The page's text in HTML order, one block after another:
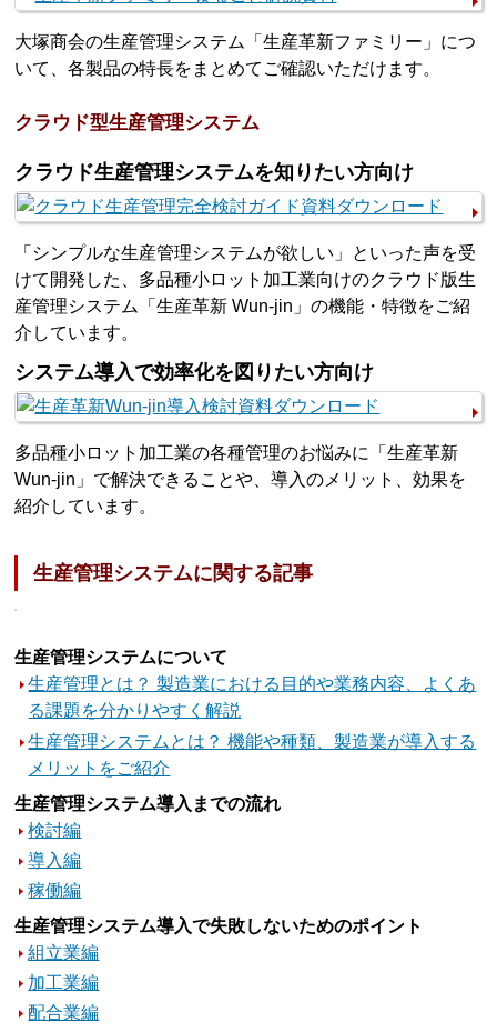
大塚商会の生産管理システム「生産革新ファミリー」につ
いて、各製品の特長をまとめてご確認いただけます。
クラウド型生産管理システム
クラウド生産管理システムを知りたい方向け
「シンプルな生産管理システムが欲しい」といった声を受
けて開発した、多品種小ロット加工業向けのクラウド版生
産管理システム「生産革新 Wun-jin」の機能・特徴をご紹
介しています。
システム導入で効率化を図りたい方向け
多品種小ロット加工業の各種管理のお悩みに「生産革新
Wun-jin」で解決できることや、導入のメリット、効果を
紹介しています。
生産管理システムに関する記事
生産管理システムについて
生産管理とは？ 製造業における目的や業務内容、よくあ
る課題を分かりやすく解説
生産管理システムとは？ 機能や種類、製造業が導入する
メリットをご紹介
生産管理システム導入までの流れ
検討編
導入編
稼働編
生産管理システム導入で失敗しないためのポイント
組立業編
加工業編
配合業編